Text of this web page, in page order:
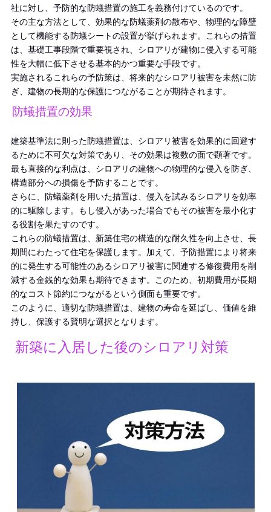
社に対し、予防的な防蟻措置の施工を義務付けているのです。
その主な方法として、効果的な防蟻薬剤の散布や、物理的な障壁
として機能する防蟻シートの設置が挙げられます。これらの措置
は、基礎工事段階で重要視され、シロアリが建物に侵入する可能
性を大幅に低下させる基本的かつ重要な手段です。
実施されるこれらの予防策は、将来的なシロアリ被害を未然に防
ぎ、建物の長期的な保護につながることが期待されます。
防蟻措置の効果
建築基準法に則った防蟻措置は、シロアリ被害を効果的に回避す
るために不可欠な対策であり、その効果は複数の面で顕著です。
最も直接的な利点は、シロアリの建物への物理的な侵入を防ぎ、
構造部分への損傷を予防することです。
さらに、防蟻薬剤を用いた措置は、侵入を試みるシロアリを効率
的に駆除します。もし侵入があった場合でもその被害を最小化す
る役割を果たすのです。
これらの防蟻措置は、新築住宅の構造的な耐久性を向上させ、長
期間にわたって住宅を保護します。加えて、予防措置により将来
的に発生する可能性のあるシロアリ被害に関連する修復費用を削
減する金銭的な効果も期待できます。このため、初期費用が長期
的なコスト節約につながるという側面も重要です。
このように、適切な防蟻措置は、建物の寿命を延ばし、価値を維
持し、保護する賢明な選択となります。
新築に入居した後のシロアリ対策